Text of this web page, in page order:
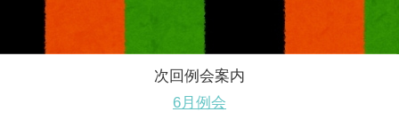
次回例会案内
6月例会